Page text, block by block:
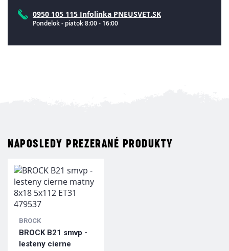
0950 105 115 Infolinka PNEUSVET.SK
Pondelok - piatok 8:00 - 16:00
NAPOSLEDY PREZERANÉ PRODUKTY
BROCK
BROCK B21 smvp -
lesteny cierne